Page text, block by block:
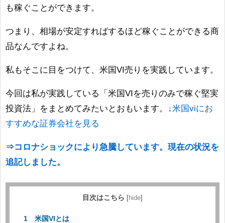
も稼ぐことができます。
つまり、相場が安定すればするほど稼ぐことができる商
品なんですよね。
私もそこに目をつけて、米国VI売りを実践しています。
今回は私が実践している「米国VIを売りのみで稼ぐ堅実
投資法」をまとめてみたいとおもいます。
↓米国viにお
すすめな証券会社を見る
⇒コロナショックにより急騰しています。現在の状況を
追記しました。
目次はこちら [hide]
米国VIとは